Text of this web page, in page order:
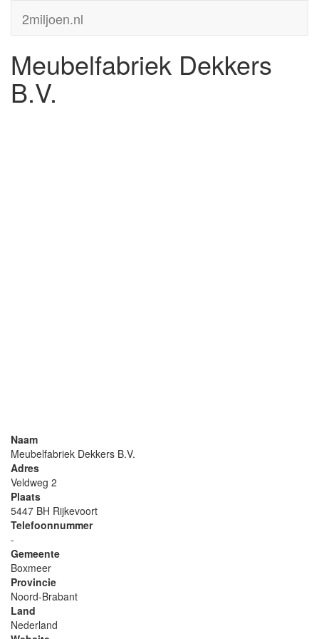
2miljoen.nl
Meubelfabriek Dekkers
B.V.
Naam
Meubelfabriek Dekkers B.V.
Adres
Veldweg 2
Plaats
5447 BH Rijkevoort
Telefoonnummer
-
Gemeente
Boxmeer
Provincie
Noord-Brabant
Land
Nederland